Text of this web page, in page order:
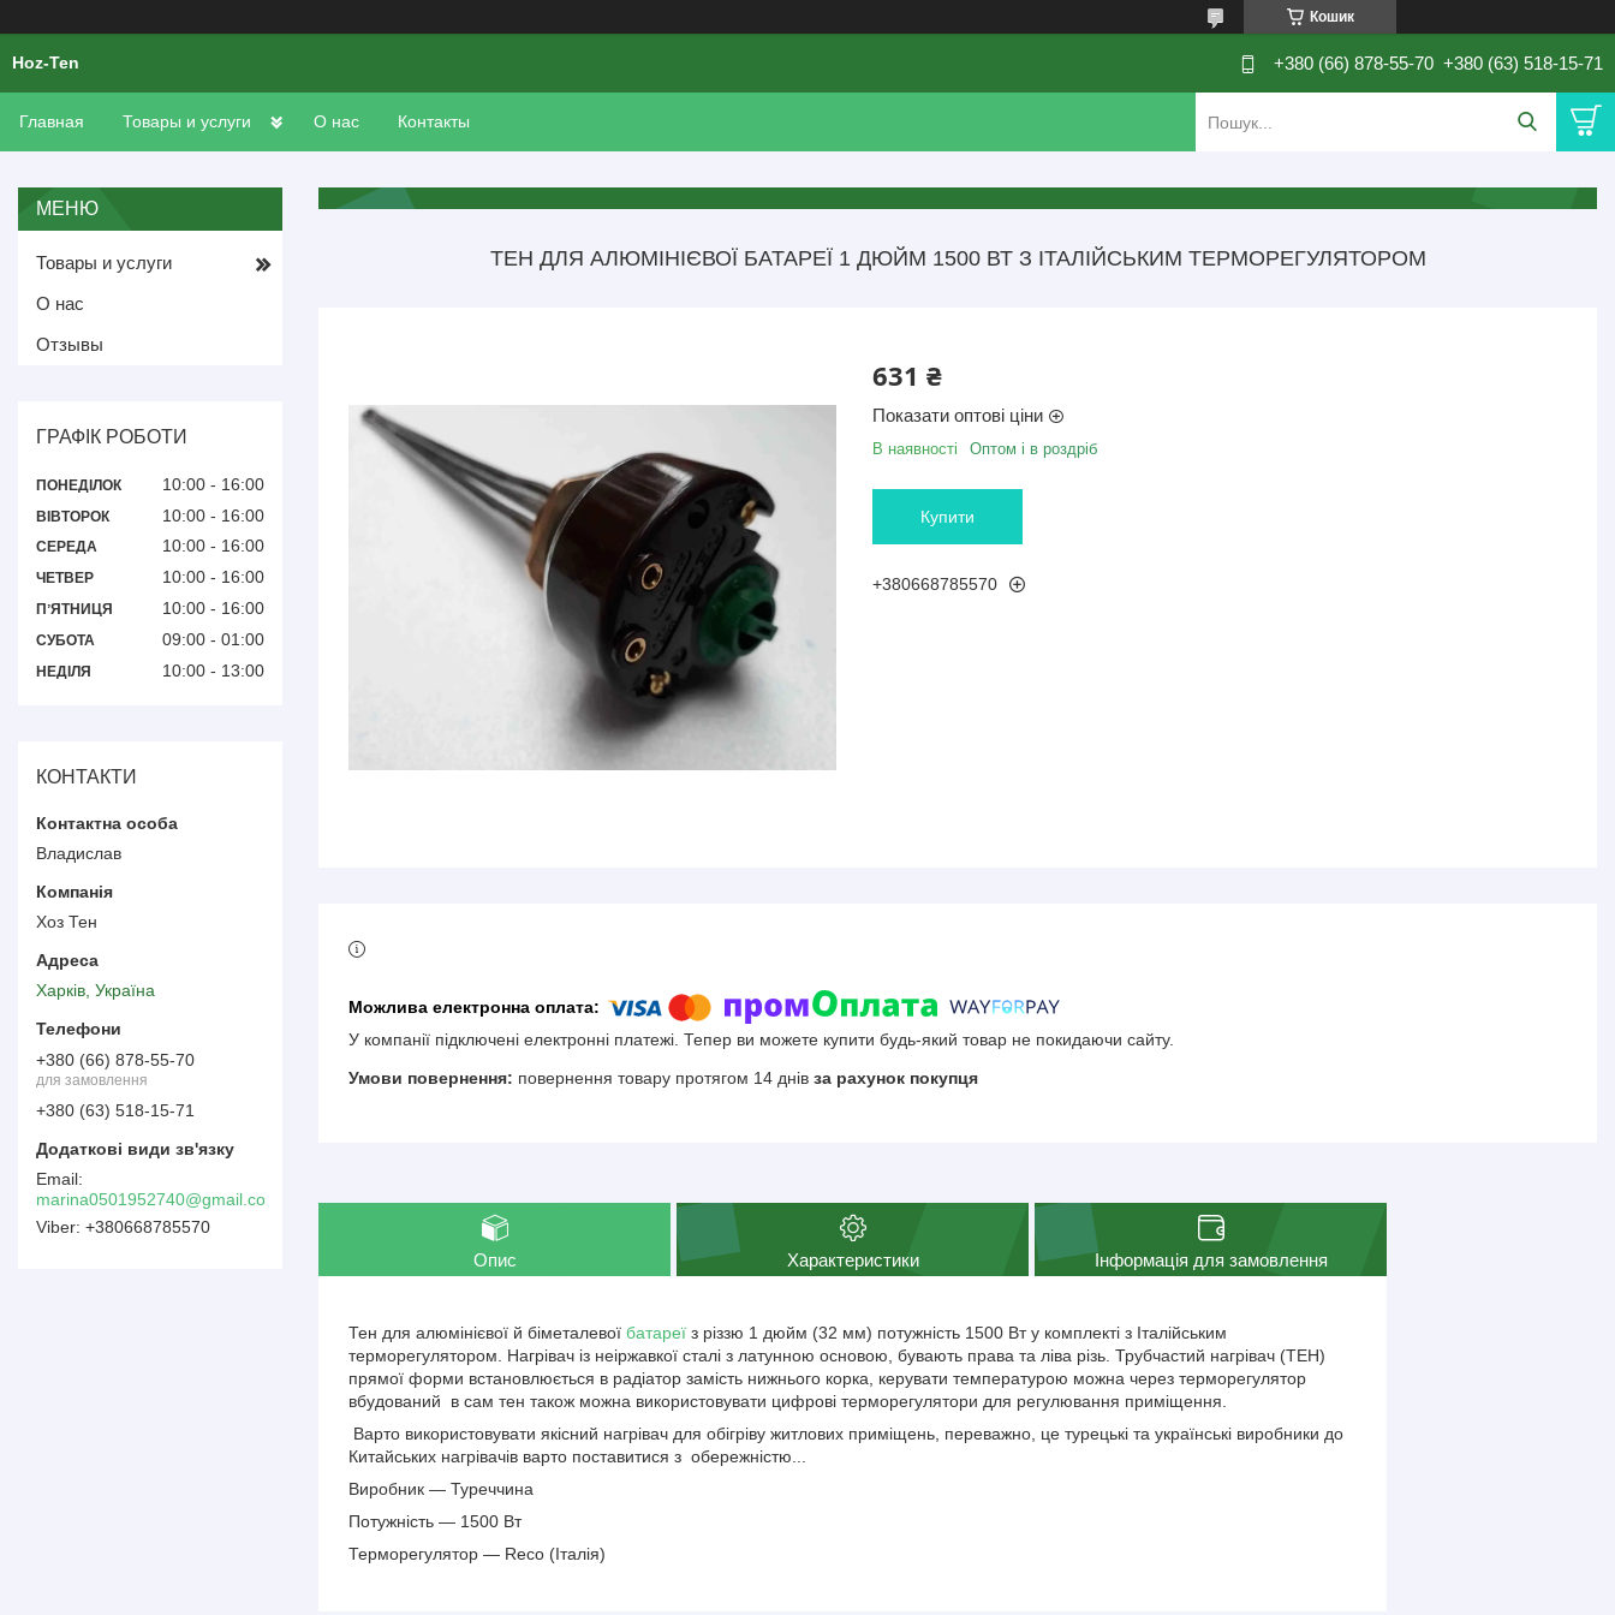
Кошик
Hoz-Ten +380 (66) 878-55-70 +380 (63) 518-15-71
Главная Товары и услуги О нас Контакты
ТЕН ДЛЯ АЛЮМІНІЄВОЇ БАТАРЕЇ 1 ДЮЙМ 1500 ВТ З ІТАЛІЙСЬКИМ ТЕРМОРЕГУЛЯТОРОМ
631 ₴
Показати оптові ціни
В наявності Оптом і в роздріб
Купити
+380668785570
У компанії підключені електронні платежі. Тепер ви можете купити будь-який товар не покидаючи сайту.
повернення товару протягом 14 днів за рахунок покупця
Опис Характеристики Інформація для замовлення
Тен для алюмінієвої й біметалевої батареї з різзю 1 дюйм (32 мм) потужність 1500 Вт у комплекті з Італійським
терморегулятором. Нагрівач із неіржавкої сталі з латунною основою, бувають права та ліва різь. Трубчастий нагрівач (ТЕН)
прямої форми встановлюється в радіатор замість нижнього корка, керувати температурою можна через терморегулятор
вбудований в сам тен також можна використовувати цифрові терморегулятори для регулювання приміщення.
Варто використовувати якісний нагрівач для обігріву житлових приміщень, переважно, це турецькі та українські виробники до
Китайських нагрівачів варто поставитися з обережністю...
Виробник — Туреччина
Потужність — 1500 Вт
Терморегулятор — Reco (Італія)
Товары и услуги
О нас
Отзывы
ГРАФІК РОБОТИ
ПОНЕДІЛОК 10:00 16:00
ВІВТОРОК 10:00 16:00
СЕРЕДА 10:00 16:00
ЧЕТВЕР 10:00 16:00
ПʼЯТНИЦЯ 10:00 16:00
СУБОТА 09:00 01:00
НЕДІЛЯ 10:00 13:00
КОНТАКТИ
Владислав
Хоз Тен
Харків, Україна
+380 (66) 878-55-70
для замовлення
+380 (63) 518-15-71
marina0501952740@gmail.com
+380668785570